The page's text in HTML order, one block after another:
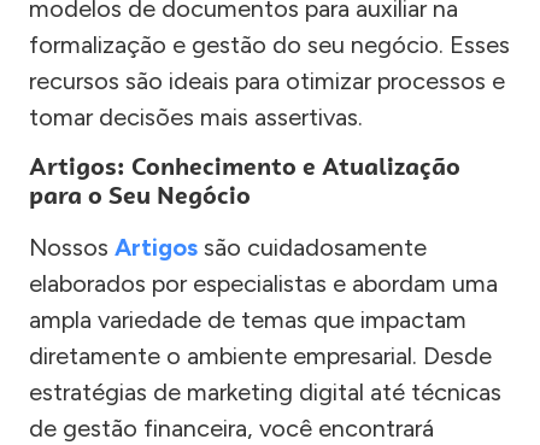
modelos de documentos para auxiliar na
formalização e gestão do seu negócio. Esses
recursos são ideais para otimizar processos e
tomar decisões mais assertivas.
Artigos: Conhecimento e Atualização
para o Seu Negócio
Nossos Artigos são cuidadosamente
elaborados por especialistas e abordam uma
ampla variedade de temas que impactam
diretamente o ambiente empresarial. Desde
estratégias de marketing digital até técnicas
de gestão financeira, você encontrará